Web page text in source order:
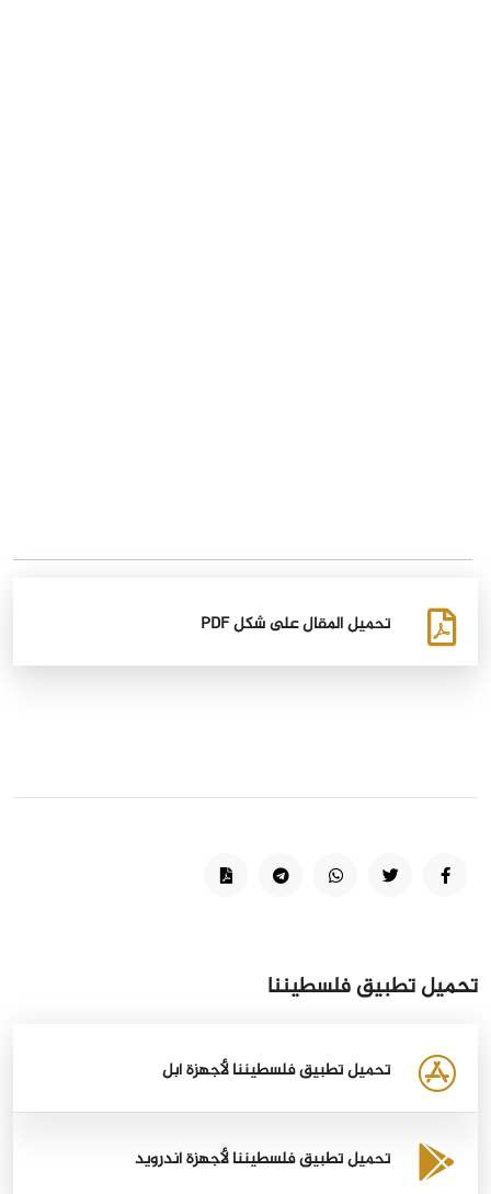
تحميل المقال على شكل PDF
تحميل تطبيق فلسطيننا
تحميل تطبيق فلسطيننا لأجهزة أبل
تحميل تطبيق فلسطيننا لأجهزة أندرويد